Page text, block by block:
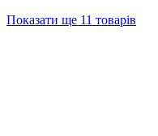
Показати ще 11 товарів